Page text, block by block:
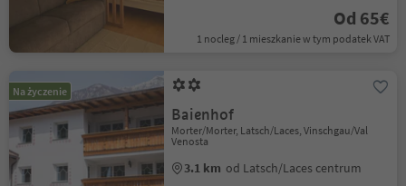
Od 65€
1 nocleg / 1 mieszkanie w tym podatek VAT
Na życzenie
Baienhof
Morter/Morter, Latsch/Laces, Vinschgau/Val
Venosta
3.1 km od Latsch/Laces centrum